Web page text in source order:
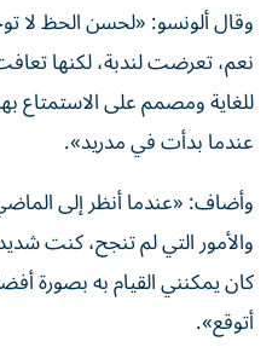
وقال ألونسو: «لحسن الحظ لا
نعم، تعرضت لندبة، لكنها
للغاية ومصمم على الاستمتاع
عندما بدأت في مدريد».
وأضاف: «عندما أنظر إلى
والأمور التي لم تنجح، كنت
كان يمكنني القيام به بصورة
أتوقع».